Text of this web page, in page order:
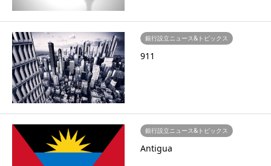
銀行設立ニュース&トピックス
911
銀行設立ニュース&トピックス
Antigua